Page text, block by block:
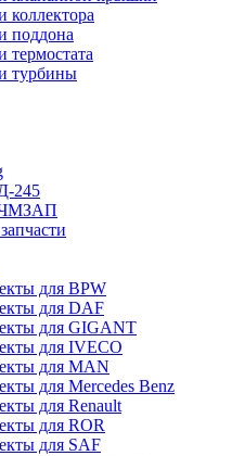
коллектора
поддона
термостата
турбины
245
ЧМЗАП
для BPW
для DAF
для GIGANT
для IVECO
для MAN
для Mercedes Benz
для Renault
для ROR
для SAF